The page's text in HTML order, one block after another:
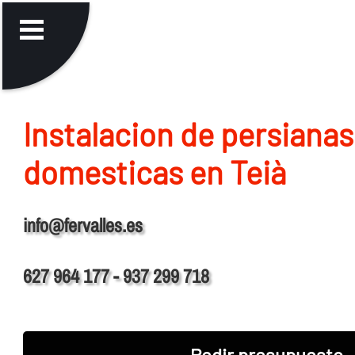
Instalacion de persianas
domesticas en Teià
info@fervalles.es
627 964 177 - 937 299 718